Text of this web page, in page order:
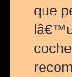
que